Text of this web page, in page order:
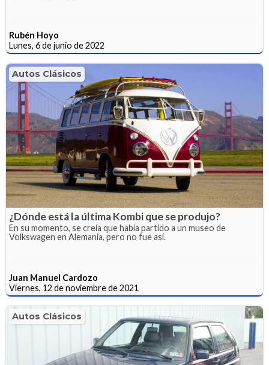
Rubén Hoyo
Lunes, 6 de junio de 2022
Autos Clásicos
¿Dónde está la última Kombi que se produjo?
En su momento, se creía que había partido a un museo de
Volkswagen en Alemania, pero no fue así.
Juan Manuel Cardozo
Viernes, 12 de noviembre de 2021
Autos Clásicos